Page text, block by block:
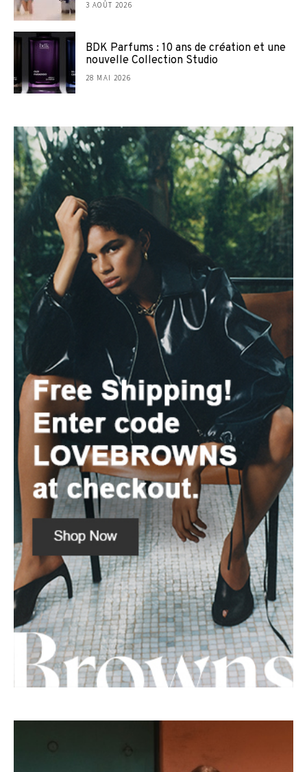
3 AOÛT 2026
BDK Parfums : 10 ans de création et une
nouvelle Collection Studio
28 MAI 2026